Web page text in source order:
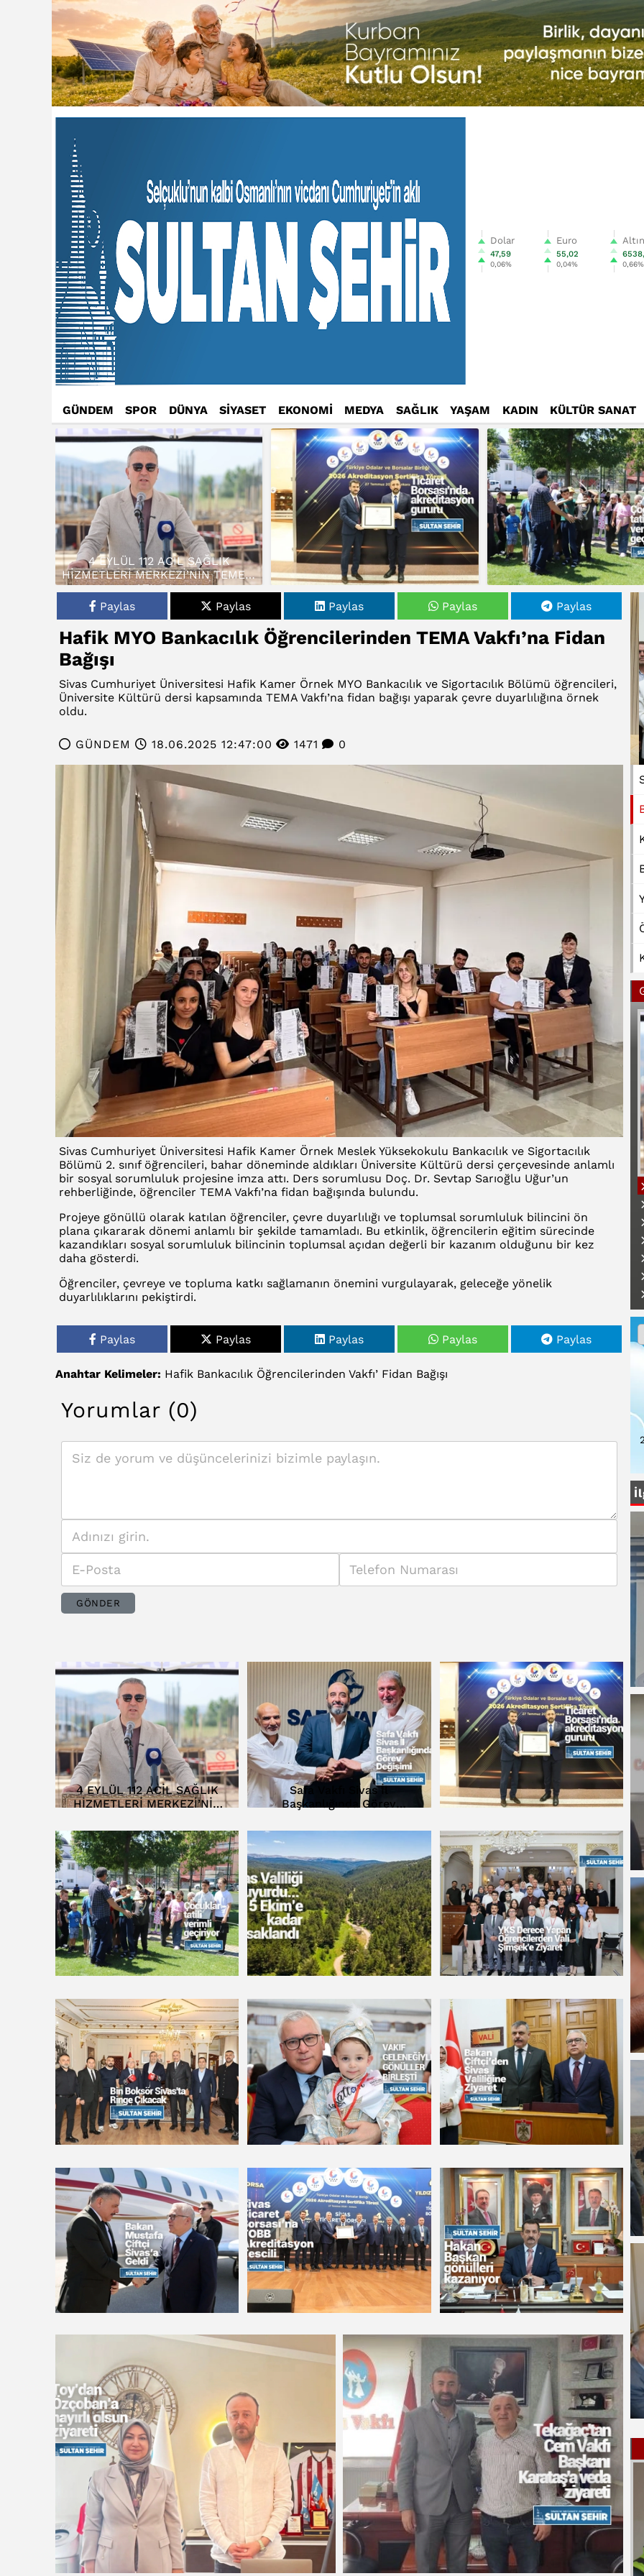
Dolar
47,59
0,06%
Euro
55,02
0,04%
Altın
0,66%
GÜNDEM SPOR DÜNYA SİYASET EKONOMİ MEDYA SAĞLIK YAŞAM KADIN KÜLTÜR SANAT
4 EYLÜL 112 ACİL SAĞLIK
HİZMETLERİ MERKEZİ’NİN TEMELİ
ATILDI…
Paylas
Paylas Paylas Paylas Paylas
Hafik MYO Bankacılık Öğrencilerinden TEMA Vakfı’na Fidan
Bağışı
Sivas Cumhuriyet Üniversitesi Hafik Kamer Örnek MYO Bankacılık ve Sigortacılık Bölümü öğrencileri,
Üniversite Kültürü dersi kapsamında TEMA Vakfı’na fidan bağışı yaparak çevre duyarlılığına örnek
oldu.
GÜNDEM 18.06.2025 12:47:00 1471 0
Sivas Cumhuriyet Üniversitesi Hafik Kamer Örnek Meslek Yüksekokulu Bankacılık ve Sigortacılık
Bölümü 2. sınıf öğrencileri, bahar döneminde aldıkları Üniversite Kültürü dersi çerçevesinde anlamlı
bir sosyal sorumluluk projesine imza attı. Ders sorumlusu Doç. Dr. Sevtap Sarıoğlu Uğur’un
rehberliğinde, öğrenciler TEMA Vakfı’na fidan bağışında bulundu.
Projeye gönüllü olarak katılan öğrenciler, çevre duyarlılığı ve toplumsal sorumluluk bilincini ön
plana çıkararak dönemi anlamlı bir şekilde tamamladı. Bu etkinlik, öğrencilerin eğitim sürecinde
kazandıkları sosyal sorumluluk bilincinin toplumsal açıdan değerli bir kazanım olduğunu bir kez
daha gösterdi.
Öğrenciler, çevreye ve topluma katkı sağlamanın önemini vurgulayarak, geleceğe yönelik
duyarlılıklarını pekiştirdi.
Paylas Paylas Paylas Paylas Paylas
Anahtar Kelimeler: Hafik Bankacılık Öğrencilerinden Vakfı’ Fidan Bağışı
Yorumlar (0)
GÖNDER
4 EYLÜL 112 ACİL SAĞLIK
HİZMETLERİ MERKEZİ’NİN
Safa Vakfı Sivas İl
Başkanlığında Görev